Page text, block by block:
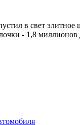
в свет элитное
- 1,8 миллионов